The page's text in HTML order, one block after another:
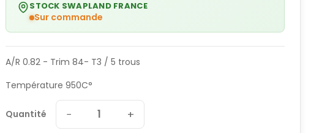
STOCK SWAPLAND FRANCE
Sur commande
A/R 0.82 - Trim 84- T3 / 5 trous
Température 950C°
Quantité − +